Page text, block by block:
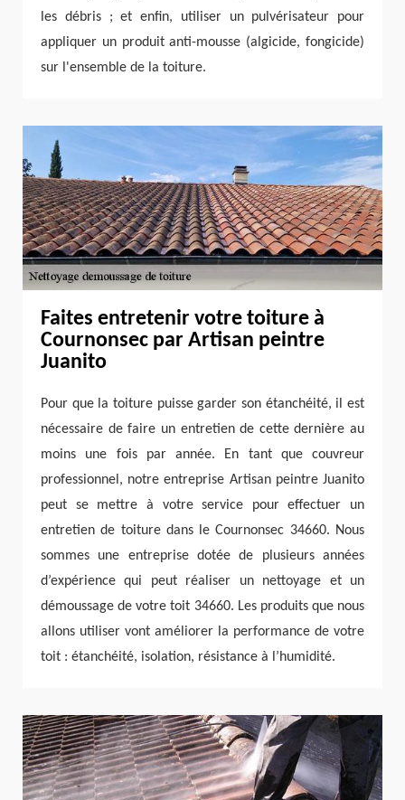
les débris ; et enfin, utiliser un pulvérisateur pour
appliquer un produit anti-mousse (algicide, fongicide)
sur l'ensemble de la toiture.
Faites entretenir votre toiture à
Cournonsec par Artisan peintre
Juanito
Pour que la toiture puisse garder son étanchéité, il est
nécessaire de faire un entretien de cette dernière au
moins une fois par année. En tant que couvreur
professionnel, notre entreprise Artisan peintre Juanito
peut se mettre à votre service pour effectuer un
entretien de toiture dans le Cournonsec 34660. Nous
sommes une entreprise dotée de plusieurs années
d’expérience qui peut réaliser un nettoyage et un
démoussage de votre toit 34660. Les produits que nous
allons utiliser vont améliorer la performance de votre
toit : étanchéité, isolation, résistance à l’humidité.